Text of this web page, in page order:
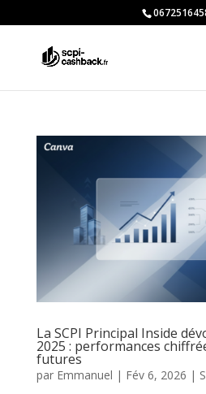
La SCPI Principal Inside
2025 : performances
futures
par Emmanuel | Fév 6, 2026 |